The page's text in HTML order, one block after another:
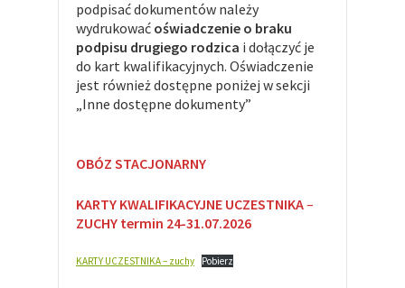
podpisać dokumentów należy
wydrukować oświadczenie o braku
podpisu drugiego rodzica i dołączyć je
do kart kwalifikacyjnych. Oświadczenie
jest również dostępne poniżej w sekcji
„Inne dostępne dokumenty”
OBÓZ STACJONARNY
KARTY KWALIFIKACYJNE UCZESTNIKA–
ZUCHY termin 24-31.07.2026
KARTY UCZESTNIKA – zuchy Pobierz